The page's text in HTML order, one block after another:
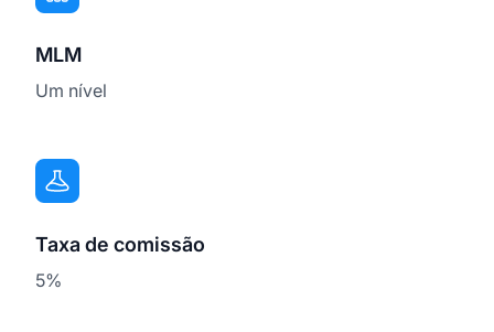
MLM
Um nível
Taxa de comissão
5%